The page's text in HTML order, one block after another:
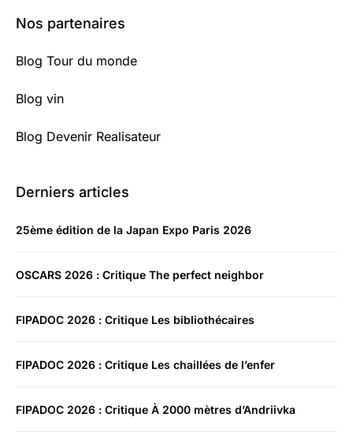
Nos partenaires
Blog Tour du monde
Blog vin
Blog Devenir Realisateur
Derniers articles
25ème édition de la Japan Expo Paris 2026
OSCARS 2026 : Critique The perfect neighbor
FIPADOC 2026 : Critique Les bibliothécaires
FIPADOC 2026 : Critique Les chaillées de l’enfer
FIPADOC 2026 : Critique À 2000 mètres d’Andriivka